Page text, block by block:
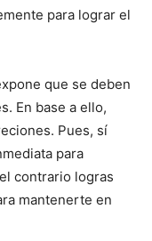
para lograr el
que se deben
En base a ello,
Pues, sí
para
contrario logras
mantenerte en